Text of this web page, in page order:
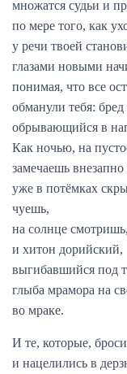
множатся судьи и
по мере того, как
у речи твоей
глазами новыми
понимая, что все
обманули тебя:
обрывающийся в
Как ночью, на
замечаешь
уже в потёмках
чуешь,
на солнце
и хитон дорийский,
выгибавшийся под
глыба мрамора на
во мраке.
И те, которые,
и нацелились в